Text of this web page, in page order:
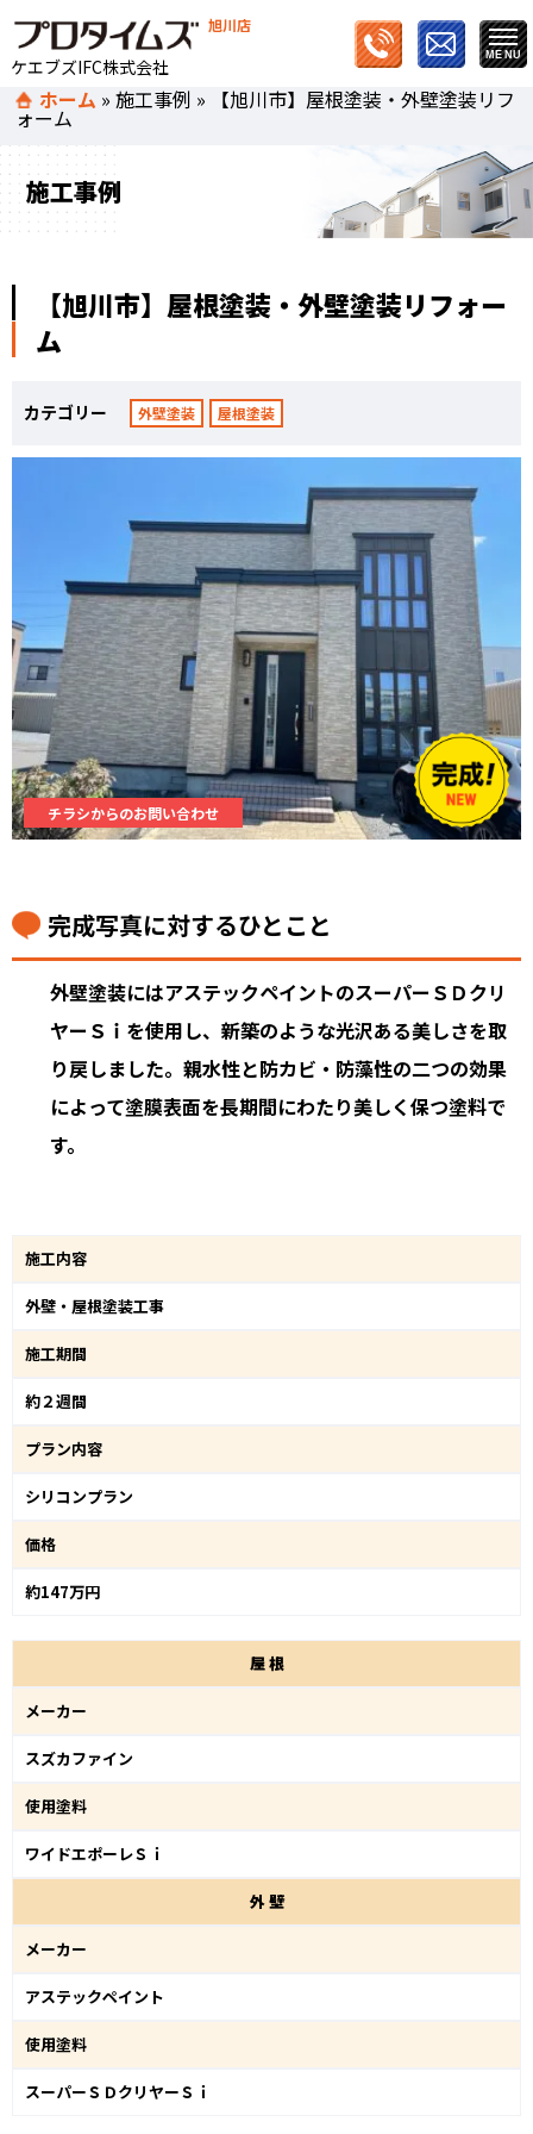
旭川店
ケエブズIFC株式会社
ホーム »施工事例 » 【旭川市】屋根塗装・外壁塗装リフ
ォーム
施工事例
【旭川市】屋根塗装・外壁塗装リフォー
ム
カテゴリー 外壁塗装 屋根塗装
チラシからのお問い合わせ
完成写真に対するひとこと
外壁塗装にはアステックペイントのスーパーＳＤクリ
ヤーＳｉを使用し、新築のような光沢ある美しさを取
り戻しました。親水性と防カビ・防藻性の二つの効果
によって塗膜表面を長期間にわたり美しく保つ塗料で
す。
施工内容
外壁・屋根塗装工事
施工期間
約２週間
プラン内容
シリコンプラン
価格
約147万円
屋根
メーカー
スズカファイン
使用塗料
ワイドエポーレＳｉ
外壁
メーカー
アステックペイント
使用塗料
スーパーＳＤクリヤーＳｉ